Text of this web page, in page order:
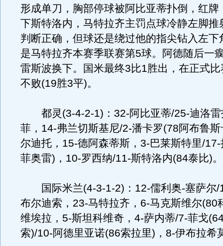
形成单刀，胸部停球被阿比亚蒂扑倒，红牌
下斯特洛内，马特拉齐主罚点球冷静左脚推
判断正确，但球还是绕过他的指尖钻入左下
是马特拉齐本赛季联赛第5球。阿德随后一
雷斯波换下。国米最终3比1胜出，在正式
不败(19胜3平)。
都灵(3-4-2-1)：32-阿比亚蒂/25-迪洛雷
菲，14-弗兰切斯基尼/2-潘卡罗(78阿布鲁
尔迪托，15-德阿森蒂斯，3-巴莱斯特里/
菲奥雷)，10-罗西纳/11-斯特洛内(84泰比)。
国际米兰(4-3-1-2)：12-儒利奥-塞萨尔/
布尔迪索，23-马特拉齐，6-马克斯维尔(80
维埃拉，5-斯坦科维奇，4-萨内蒂/7-菲戈
索)/10-阿德里亚诺(86索拉里)，8-伊布拉希